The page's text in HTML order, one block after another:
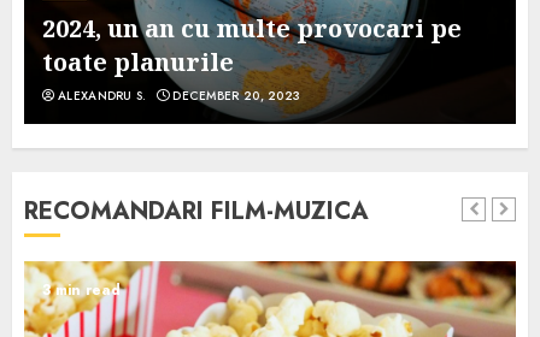
2024, un an cu multe provocari pe
toate planurile
ALEXANDRU S. DECEMBER 20, 2023
RECOMANDARI FILM-MUZICA
3 min read